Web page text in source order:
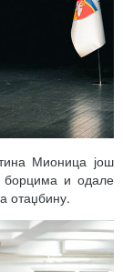
Мионица још
борцима и одале
отаџбину.